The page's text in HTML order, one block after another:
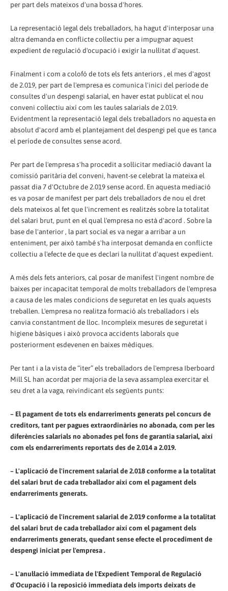
per part dels mateixos d'una bossa d'hores.
La representació legal dels treballadors, ha hagut d'interposar una
altra demanda en conflicte col·lectiu per a impugnar aquest
expedient de regulació d'ocupació i exigir la nul·litat d'aquest.
Finalment i com a colofó de tots els fets anteriors , el mes d'agost
de 2.019, per part de l'empresa es comunica l'inici del període de
consultes d'un despengi salarial, en haver estat publicat el nou
conveni col·lectiu així com les taules salarials de 2.019.
Evidentment la representació legal dels treballadors no aquesta en
absolut d'acord amb el plantejament del despengi pel que es tanca
el període de consultes sense acord.
Per part de l'empresa s'ha procedit a sol·licitar mediació davant la
comissió paritària del conveni, havent-se celebrat la mateixa el
passat dia 7 d'Octubre de 2.019 sense acord. En aquesta mediació
es va posar de manifest per part dels treballadors de nou el dret
dels mateixos al fet que l'increment es realitzés sobre la totalitat
del salari brut, punt en el qual l'empresa no està d'acord . Sobre la
base de l'anterior , la part social es va negar a arribar a un
enteniment, per això també s'ha interposat demanda en conflicte
col·lectiu a l'efecte de que es declari la nul·litat d'aquest expedient.
A més dels fets anteriors, cal posar de manifest l'ingent nombre de
baixes per incapacitat temporal de molts treballadors de l'empresa
a causa de les males condicions de seguretat en les quals aquests
treballen. L'empresa no realitza formació als treballadors i els
canvia constantment de lloc. Incompleix mesures de seguretat i
higiene bàsiques i això provoca accidents laborals que
posteriorment esdevenen en baixes mèdiques.
Per tant i a la vista de “iter” els treballadors de l'empresa Iberboard
Mill SL han acordat per majoria de la seva assamplea exercitar el
seu dret a la vaga, reivindicant els següents punts:
– El pagament de tots els endarreriments generats pel concurs de
creditors, tant per pagues extraordinàries no abonada, com per les
diferències salarials no abonades pel fons de garantia salarial, així
com els endarreriments reportats des de 2.014 a 2.019.
– L'aplicació de l'increment salarial de 2.018 conforme a la totalitat
del salari brut de cada treballador així com el pagament dels
endarreriments generats.
– L'aplicació de l'increment salarial de 2.019 conforme a la totalitat
del salari brut de cada treballador així com el pagament dels
endarreriments generats, quedant sense efecte el procediment de
despengi iniciat per l'empresa .
– L'anul·lació immediata de l'Expedient Temporal de Regulació
d'Ocupació i la reposició immediata dels imports deixats de